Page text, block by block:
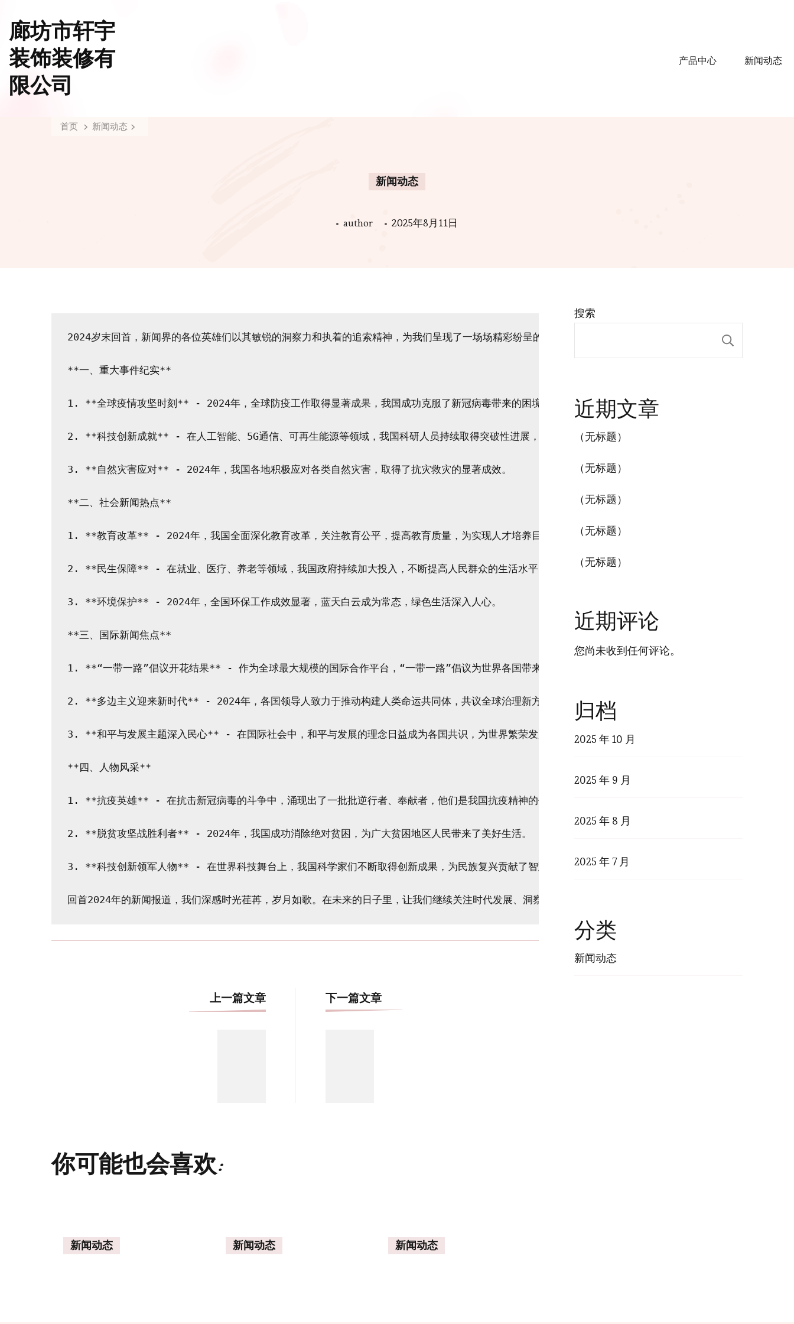
产品中心 新闻动态
廊坊市轩宇
装饰装修有
限公司
首页 新闻动态
新闻动态
author 2025年8月11日
2024岁末回首，新闻界的各位英雄们以其敏锐的洞察力和执着的追索精神，为我们呈现了一场场精彩纷呈的新闻盛宴。在这个信息化时代，新闻报道对于传播真
**一、重大事件纪实**
1. **全球疫情攻坚时刻** - 2024年，全球防疫工作取得显著成果，我国成功克服了新冠病毒带来的困境，为世界树立了标杆。
2. **科技创新成就** - 在人工智能、5G通信、可再生能源等领域，我国科研人员持续取得突破性进展，为国家发展注入强劲动力。
3. **自然灾害应对** - 2024年，我国各地积极应对各类自然灾害，取得了抗灾救灾的显著成效。
**二、社会新闻热点**
1. **教育改革** - 2024年，我国全面深化教育改革，关注教育公平，提高教育质量，为实现人才培养目标奠定坚实基础。
2. **民生保障** - 在就业、医疗、养老等领域，我国政府持续加大投入，不断提高人民群众的生活水平。
3. **环境保护** - 2024年，全国环保工作成效显著，蓝天白云成为常态，绿色生活深入人心。
**三、国际新闻焦点**
1. **“一带一路”倡议开花结果** - 作为全球最大规模的国际合作平台，“一带一路”倡议为世界各国带来了前所未有的发展机遇。
2. **多边主义迎来新时代** - 2024年，各国领导人致力于推动构建人类命运共同体，共议全球治理新方案。
3. **和平与发展主题深入民心** - 在国际社会中，和平与发展的理念日益成为各国共识，为世界繁荣发展注入强大动力。
**四、人物风采**
1. **抗疫英雄** - 在抗击新冠病毒的斗争中，涌现出了一批批逆行者、奉献者，他们是我国抗疫精神的代表。
2. **脱贫攻坚战胜利者** - 2024年，我国成功消除绝对贫困，为广大贫困地区人民带来了美好生活。
3. **科技创新领军人物** - 在世界科技舞台上，我国科学家们不断取得创新成果，为民族复兴贡献了智慧力量。
上一篇文章 下一篇文章
你可能也会喜欢:
新闻动态 新闻动态 新闻动态
搜索
近期文章
（无标题）
（无标题）
（无标题）
（无标题）
（无标题）
近期评论
您尚未收到任何评论。
归档
2025 年 10 月
2025 年 9 月
2025 年 8 月
2025 年 7 月
分类
新闻动态